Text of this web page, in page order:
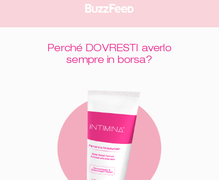
Perché DOVRESTI averlo
sempre in borsa?